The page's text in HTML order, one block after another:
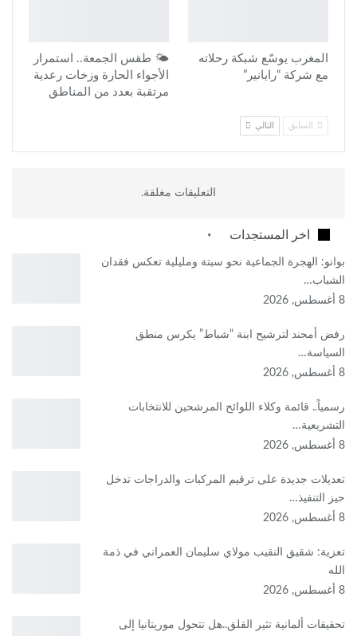
المغرب يوسّع شبكة رحلاته
مع شركة “رايانير”
🌤️ طقس الجمعة.. استمرار
الأجواء الحارة وزخات رعدية
مرتقبة بعدد من المناطق
السابق التالي
التعليقات مغلقة.
اخر المستجدات
بوانو: الهجرة الجماعية نحو سبتة ومليلية تعكس فقدان
الشباب…
8 أغسطس, 2026
رفض أمحند لترشيح ابنة “شباط” يكرس منطق
السياسة…
8 أغسطس, 2026
رسمياً.. قائمة وكلاء اللوائح المرشحين للانتخابات
التشريعية…
8 أغسطس, 2026
تعديلات جديدة على ترقيم المركبات والدراجات تدخل
حيز التنفيذ…
8 أغسطس, 2026
تعزية: شقيق النقيب مولاي سليمان العمراني في ذمة
الله
8 أغسطس, 2026
تحقيقات ألمانية تثير القلق..هل تتحول موريتانيا إلى